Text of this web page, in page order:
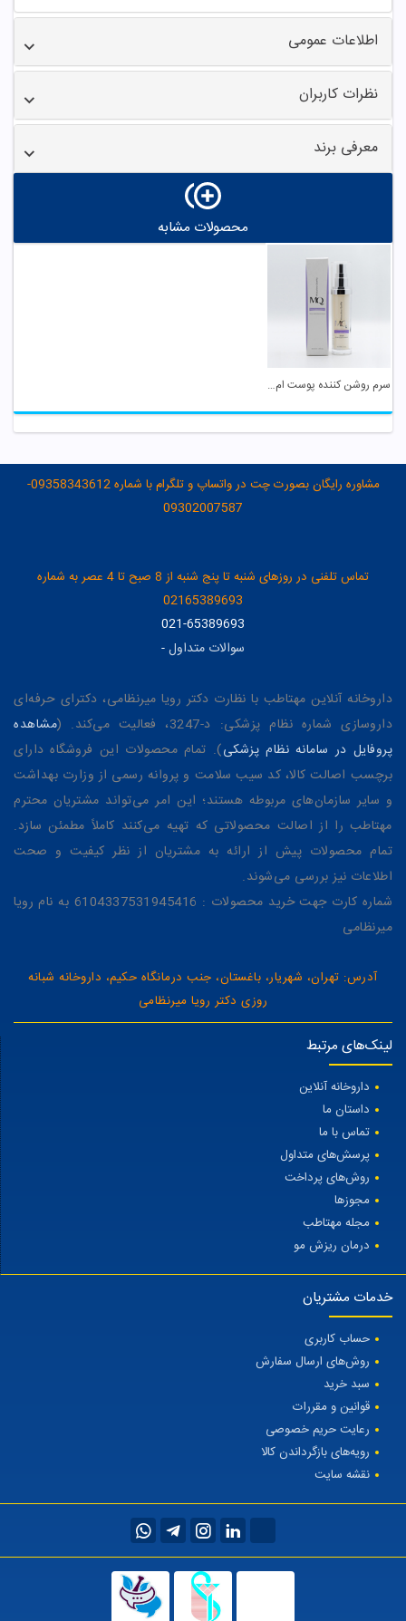
اطلاعات عمومی
نظرات کاربران
معرفی برند
محصولات مشابه
سرم روشن کننده پوست ام کیو
مشاوره رایگان بصورت چت در واتساپ و تلگرام با شماره 09358343612-
09302007587
تماس تلفنی در روزهای شنبه تا پنج شنبه از 8 صبح تا 4 عصر به شماره
02165389693
021-65389693
سوالات متداول-
داروخانه آنلاین مهتاطب با نظارت دکتر رویا میرنظامی، دکترای حرفه‌ای
داروسازی شماره نظام پزشکی: د-3247، فعالیت می‌کند. (
مشاهده
پروفایل در سامانه نظام پزشکی). تمام محصولات این فروشگاه دارای
برچسب اصالت کالا، کد سیب سلامت و پروانه رسمی از وزارت بهداشت
و سایر سازمان‌های مربوطه هستند؛ این امر می‌تواند مشتریان محترم
مهتاطب را از اصالت محصولاتی که تهیه می‌کنند کاملاً مطمئن سازد.
تمام محصولات پیش از ارائه به مشتریان از نظر کیفیت و صحت
اطلاعات نیز بررسی می‌شوند.
شماره کارت جهت خرید محصولات : 6104337531945416 به نام رویا
میرنظامی
آدرس: تهران، شهریار، باغستان، جنب درمانگاه حکیم، داروخانه شبانه
روزی دکتر رویا میرنظامی
لینک‌های مرتبط
داروخانه آنلاین
داستان ما
تماس با ما
پرسش‌های متداول
روش‌های پرداخت
مجوزها
مجله مهتاطب
درمان ریزش مو
خدمات مشتریان
حساب کاربری
روش‌های ارسال سفارش
سبد خرید
قوانین و مقررات
رعایت حریم خصوصی
رویه‌های بازگرداندن کالا
نقشه سایت